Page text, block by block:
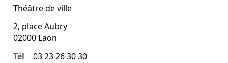
Théâtre de ville
2, place Aubry
02000 Laon
Tél
03 23 26 30 30